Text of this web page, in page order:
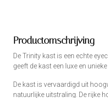
Productomschrijving
De Trinity kast is een echte
geeft de kast een luxe en
De kast is vervaardigd uit
natuurlijke uitstraling. De rijke